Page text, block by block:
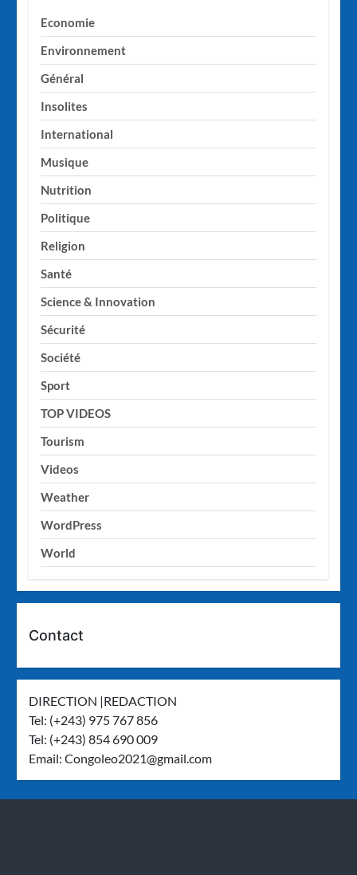
Economie
Environnement
Général
Insolites
International
Musique
Nutrition
Politique
Religion
Santé
Science & Innovation
Sécurité
Société
Sport
TOP VIDEOS
Tourism
Videos
Weather
WordPress
World
Contact
DIRECTION |REDACTION
Tel: (+243) 975 767 856
Tel: (+243) 854 690 009
Email:Congoleo2021@gmail.com